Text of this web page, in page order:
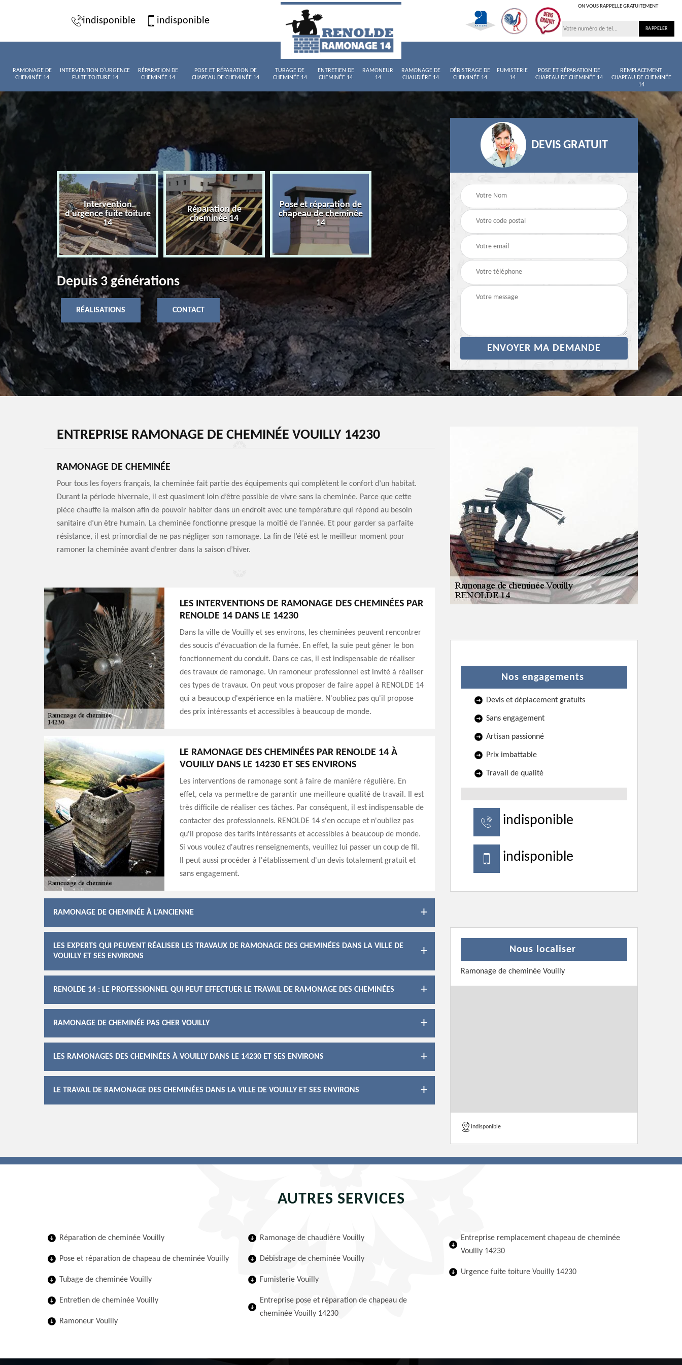
indisponible indisponible
ON VOUS RAPPELLE GRATUITEMENT
RAMONAGE DE
CHEMINÉE 14
INTERVENTION D'URGENCE
FUITE TOITURE 14
RÉPARATION DE
CHEMINÉE 14
POSE ET RÉPARATION DE
CHAPEAU DE CHEMINÉE 14
TUBAGE DE
CHEMINÉE 14
ENTRETIEN DE
CHEMINÉE 14
RAMONEUR
14
RAMONAGE DE
CHAUDIÈRE 14
DÉBISTRAGE DE
CHEMINÉE 14
FUMISTERIE
14
POSE ET RÉPARATION DE
CHAPEAU DE CHEMINÉE 14
REMPLACEMENT
CHAPEAU DE CHEMINÉE
14
de
14
Intervention
d'urgence fuite toiture
14
Réparation de
cheminée 14
Pose et réparation de
chapeau de cheminée
14
Tubage de cheminée
Entretien de cheminée
Ramoneur 14
Depuis 3 générations
RÉALISATIONS CONTACT
DEVIS GRATUIT
ENTREPRISE RAMONAGE DE CHEMINÉE VOUILLY 14230
RAMONAGE DE CHEMINÉE
Pour tous les foyers français, la cheminée fait partie des équipements qui complètent le confort d’un habitat.
Durant la période hivernale, il est quasiment loin d’être possible de vivre sans la cheminée. Parce que cette
pièce chauffe la maison afin de pouvoir habiter dans un endroit avec une température qui répond au besoin
sanitaire d’un être humain. La cheminée fonctionne presque la moitié de l’année. Et pour garder sa parfaite
résistance, il est primordial de ne pas négliger son ramonage. La fin de l’été est le meilleur moment pour
ramoner la cheminée avant d’entrer dans la saison d’hiver.
LES INTERVENTIONS DE RAMONAGE DES CHEMINÉES PAR
RENOLDE 14 DANS LE 14230
Dans la ville de Vouilly et ses environs, les cheminées peuvent rencontrer
des soucis d'évacuation de la fumée. En effet, la suie peut gêner le bon
fonctionnement du conduit. Dans ce cas, il est indispensable de réaliser
des travaux de ramonage. Un ramoneur professionnel est invité à réaliser
ces types de travaux. On peut vous proposer de faire appel à RENOLDE 14
qui a beaucoup d'expérience en la matière. N'oubliez pas qu'il propose
des prix intéressants et accessibles à beaucoup de monde.
LE RAMONAGE DES CHEMINÉES PAR RENOLDE 14 À
VOUILLY DANS LE 14230 ET SES ENVIRONS
Les interventions de ramonage sont à faire de manière régulière. En
effet, cela va permettre de garantir une meilleure qualité de travail. Il est
très difficile de réaliser ces tâches. Par conséquent, il est indispensable de
contacter des professionnels. RENOLDE 14 s'en occupe et n'oubliez pas
qu'il propose des tarifs intéressants et accessibles à beaucoup de monde.
Si vous voulez d'autres renseignements, veuillez lui passer un coup de fil.
Il peut aussi procéder à l'établissement d'un devis totalement gratuit et
sans engagement.
RAMONAGE DE CHEMINÉE À L’ANCIENNE
LES EXPERTS QUI PEUVENT RÉALISER LES TRAVAUX DE RAMONAGE DES CHEMINÉES DANS LA VILLE DE
VOUILLY ET SES ENVIRONS
RENOLDE 14 : LE PROFESSIONNEL QUI PEUT EFFECTUER LE TRAVAIL DE RAMONAGE DES CHEMINÉES
RAMONAGE DE CHEMINÉE PAS CHER VOUILLY
LES RAMONAGES DES CHEMINÉES À VOUILLY DANS LE 14230 ET SES ENVIRONS
LE TRAVAIL DE RAMONAGE DES CHEMINÉES DANS LA VILLE DE VOUILLY ET SES ENVIRONS
Nos engagements
Devis et déplacement gratuits
Sans engagement
Artisan passionné
Prix imbattable
Travail de qualité
indisponible
indisponible
Nous localiser
Ramonage de cheminée Vouilly
indisponible
AUTRES SERVICES
Réparation de cheminée Vouilly
Pose et réparation de chapeau de cheminée Vouilly
Tubage de cheminée Vouilly
Entretien de cheminée Vouilly
Ramoneur Vouilly
Ramonage de chaudière Vouilly
Débistrage de cheminée Vouilly
Fumisterie Vouilly
Entreprise pose et réparation de chapeau de
cheminée Vouilly 14230
Entreprise remplacement chapeau de cheminée
Vouilly 14230
Urgence fuite toiture Vouilly 14230